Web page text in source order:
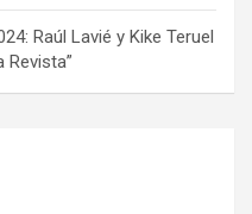
Raúl Lavié y Kike Teruel
Revista”